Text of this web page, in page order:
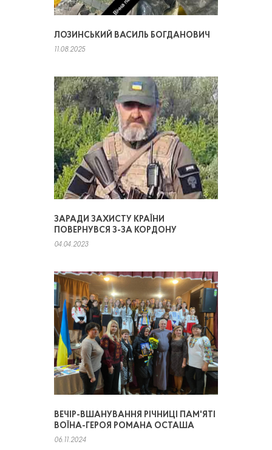
ЛОЗИНСЬКИЙ ВАСИЛЬ БОГДАНОВИЧ
11.08.2025
ЗАРАДИ ЗАХИСТУ КРАЇНИ
ПОВЕРНУВСЯ З-ЗА КОРДОНУ
04.04.2023
ВЕЧІР-ВШАНУВАННЯ РІЧНИЦІ ПАМ'ЯТІ
ВОЇНА-ГЕРОЯ РОМАНА ОСТАША
06.11.2024